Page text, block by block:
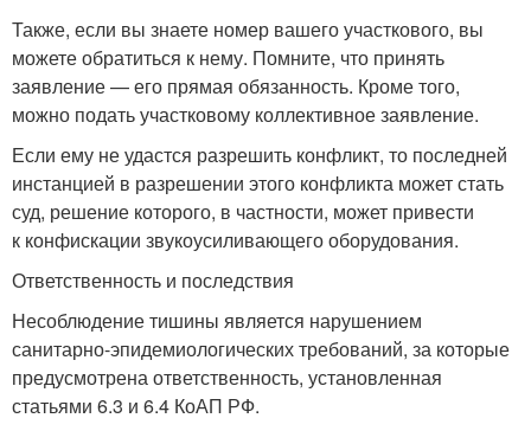
Также, если вы знаете номер вашего участкового, вы
можете обратиться к нему. Помните, что принять
заявление — его прямая обязанность. Кроме того,
можно подать участковому коллективное заявление.
Если ему не удастся разрешить конфликт, то последней
инстанцией в разрешении этого конфликта может стать
суд, решение которого, в частности, может привести
к конфискации звукоусиливающего оборудования.
Ответственность и последствия
Несоблюдение тишины является нарушением
санитарно-эпидемиологических требований, за которые
предусмотрена ответственность, установленная
статьями 6.3 и 6.4 КоАП РФ.